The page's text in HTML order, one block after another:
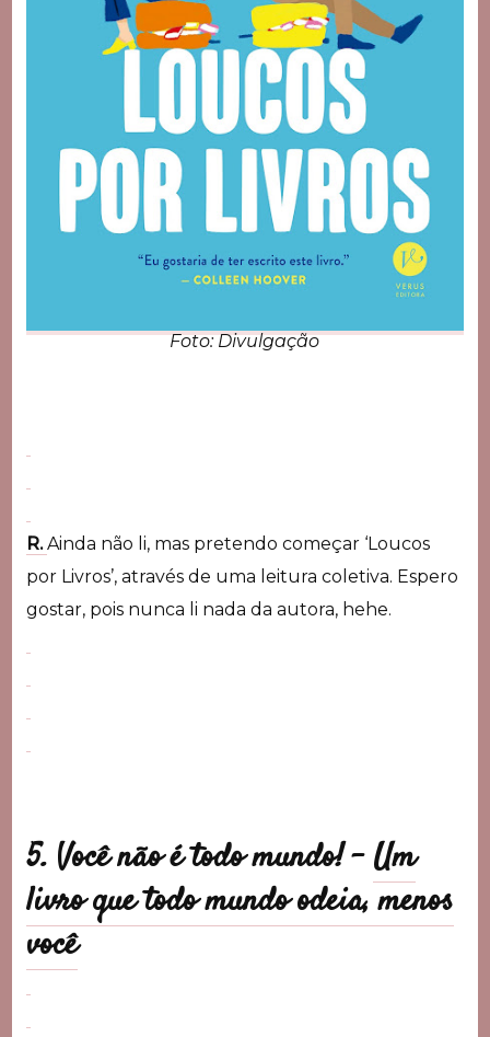
Foto: Divulgação
R. Ainda não li, mas pretendo começar ‘Loucos
por Livros’, através de uma leitura coletiva. Espero
gostar, pois nunca li nada da autora, hehe.
5. Você não é todo mundo! –Um
livro que todo mundo odeia, menos
você